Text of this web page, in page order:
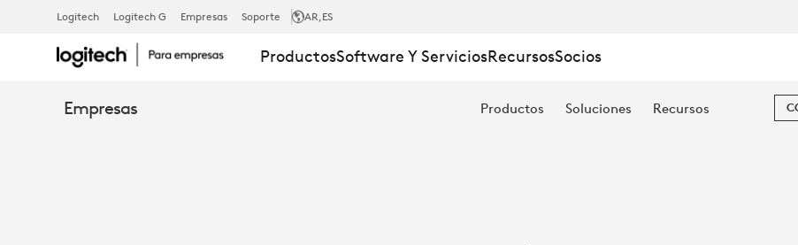
HERRAMIENTAS
DE
Logitech Logitech G Empresas Soporte AR,ES
ProductosSoftware Y ServiciosRecursosSocios
Empresas Productos Soluciones Recursos